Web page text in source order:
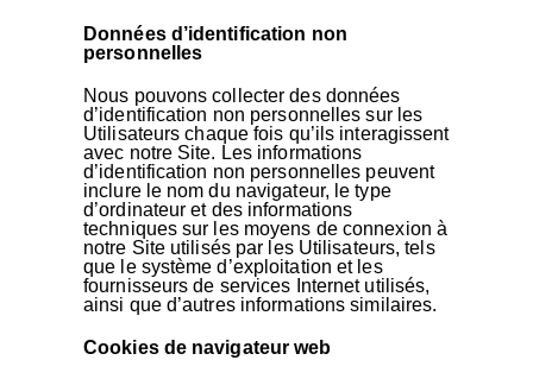
Données d’identification non
personnelles
Nous pouvons collecter des données
d’identification non personnelles sur les
Utilisateurs chaque fois qu’ils interagissent
avec notre Site. Les informations
d’identification non personnelles peuvent
inclure le nom du navigateur, le type
d’ordinateur et des informations
techniques sur les moyens de connexion à
notre Site utilisés par les Utilisateurs, tels
que le système d’exploitation et les
fournisseurs de services Internet utilisés,
ainsi que d’autres informations similaires.
Cookies de navigateur web